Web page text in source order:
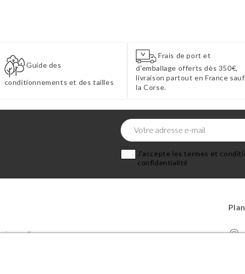
Guide des
conditionnements et des tailles
Frais de port et
d'emballage offerts dès 350€,
livraison partout en France sauf
la Corse.
J'accepte les termes et
confidentialité
pdf